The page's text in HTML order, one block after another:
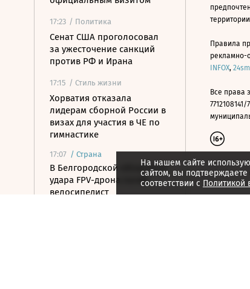
17:23 / Политика
Сенат США проголосовал
за ужесточение санкций
против РФ и Ирана
17:15 / Стиль жизни
Хорватия отказала
лидерам сборной России в
визах для участия в ЧЕ по
гимнастике
17:07 / Страна
В Белгородской области от
удара FPV-дрона погиб
велосипедист
На нашем сайте
сайтом, вы подтверждаете
соответствии с Политикой
Правила
рекламно-
INFOX,
Все